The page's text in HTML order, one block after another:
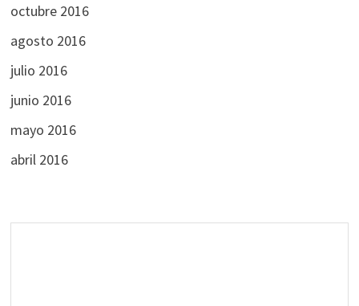
octubre 2016
agosto 2016
julio 2016
junio 2016
mayo 2016
abril 2016